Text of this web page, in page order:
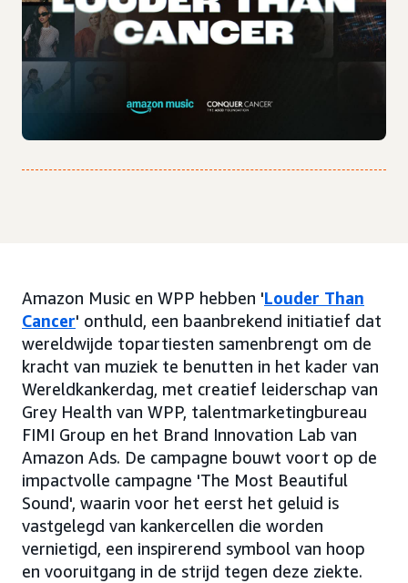
Amazon Music en WPP hebben 'Louder Than
Cancer' onthuld, een baanbrekend initiatief dat
wereldwijde topartiesten samenbrengt om de
kracht van muziek te benutten in het kader van
Wereldkankerdag, met creatief leiderschap van
Grey Health van WPP, talentmarketingbureau
FIMI Group en het Brand Innovation Lab van
Amazon Ads. De campagne bouwt voort op de
impactvolle campagne 'The Most Beautiful
Sound', waarin voor het eerst het geluid is
vastgelegd van kankercellen die worden
vernietigd, een inspirerend symbool van hoop
en vooruitgang in de strijd tegen deze ziekte.